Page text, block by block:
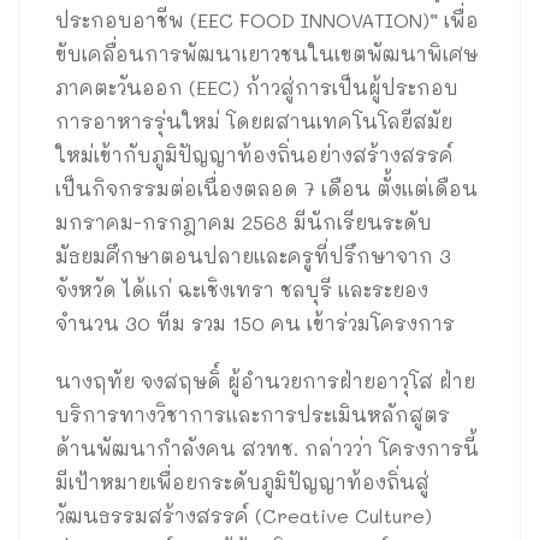
ประกอบอาชีพ (EEC FOOD INNOVATION)” เพื่อ
ขับเคลื่อนการพัฒนาเยาวชนในเขตพัฒนาพิเศษ
ภาคตะวันออก (EEC) ก้าวสู่การเป็นผู้ประกอบ
การอาหารรุ่นใหม่ โดยผสานเทคโนโลยีสมัย
ใหม่เข้ากับภูมิปัญญาท้องถิ่นอย่างสร้างสรรค์
เป็นกิจกรรมต่อเนื่องตลอด 7 เดือน ตั้งแต่เดือน
มกราคม-กรกฎาคม 2568 มีนักเรียนระดับ
มัธยมศึกษาตอนปลายและครูที่ปรึกษาจาก 3
จังหวัด ได้แก่ ฉะเชิงเทรา ชลบุรี และระยอง
จำนวน 30 ทีม รวม 150 คน เข้าร่วมโครงการ
นางฤทัย จงสฤษดิ์ ผู้อำนวยการฝ่ายอาวุโส ฝ่าย
บริการทางวิชาการและการประเมินหลักสูตร
ด้านพัฒนากำลังคน สวทช. กล่าวว่า โครงการนี้
มีเป้าหมายเพื่อยกระดับภูมิปัญญาท้องถิ่นสู่
วัฒนธรรมสร้างสรรค์ (Creative Culture)